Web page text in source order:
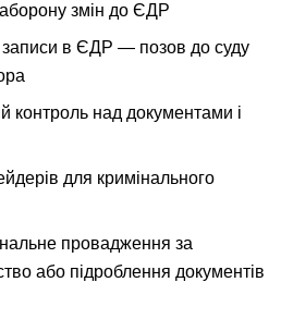
змін до ЄДР
записи в ЄДР — позов до суду
контроль над документами і
для кримінального
провадження за
або підроблення документів